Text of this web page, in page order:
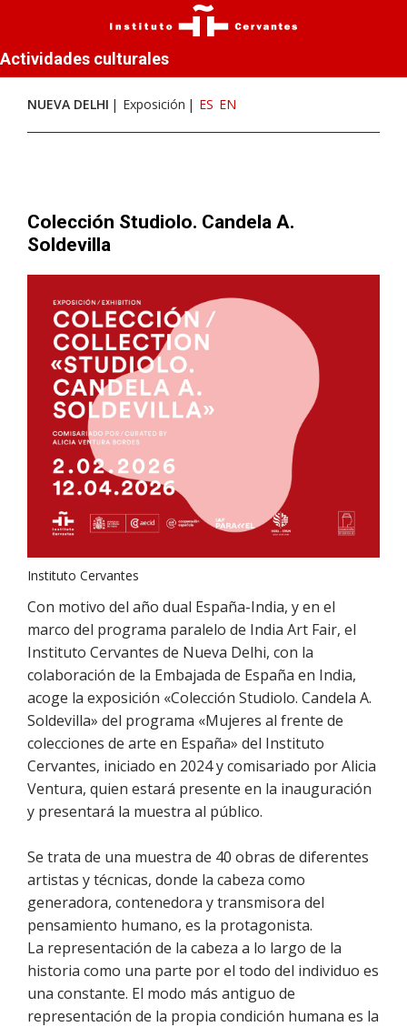
Actividades culturales
NUEVA DELHI Exposición ES EN
Colección Studiolo. Candela A.
Soldevilla
Instituto Cervantes
Con motivo del año dual España-India, y en el
marco del programa paralelo de India Art Fair, el
Instituto Cervantes de Nueva Delhi, con la
colaboración de la Embajada de España en India,
acoge la exposición «Colección Studiolo. Candela A.
Soldevilla» del programa «Mujeres al frente de
colecciones de arte en España» del Instituto
Cervantes, iniciado en 2024 y comisariado por Alicia
Ventura, quien estará presente en la inauguración
y presentará la muestra al público.
Se trata de una muestra de 40 obras de diferentes
artistas y técnicas, donde la cabeza como
generadora, contenedora y transmisora del
pensamiento humano, es la protagonista.
La representación de la cabeza a lo largo de la
historia como una parte por el todo del individuo es
una constante. El modo más antiguo de
representación de la propia condición humana es la